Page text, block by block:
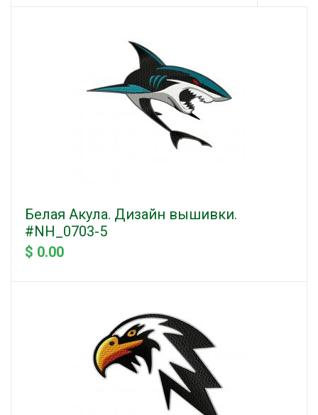
Белая Акула. Дизайн вышивки.
#NH_0703-5
$ 0.00